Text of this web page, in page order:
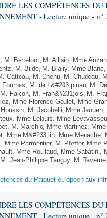
LES COMPÉTENCES
- Lecture unique - n°
M. Berteloot, M. Allisio, Mme
M. Bilde, M. Blairy, Mme
Catteau, M. Chenu, M. Chudeau,
M. de L&#233;pinau, M.
Falcon, M. Fran&#231;ois, M.
Mme Florence Goulet, Mme
M. Jacobelli, Mme
Mme Lelouis, Mme
M. Marchio, Mme Martinez,
Mme M&#233;lin, Mme Menache,
Mme Parmentier, M. Pfeffer, Mme
Mme Roullaud, Mme
M. Jean-Philippe Tanguy, M.
du Parquet européen aux
LES COMPÉTENCES
- Lecture unique - n°